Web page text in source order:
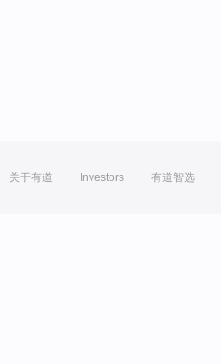
关于有道 Investors 有道智选